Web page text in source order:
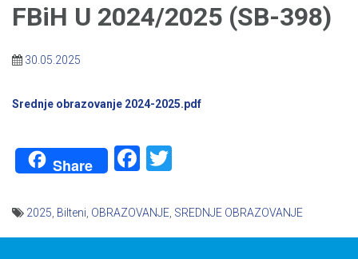
FBiH U 2024/2025 (SB-398)
30.05.2025
Srednje obrazovanje 2024-2025.pdf
Share Facebook
2025 Bilteni OBRAZOVANJE SREDNJE OBRAZOVANJE